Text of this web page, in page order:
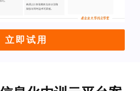
立即试用